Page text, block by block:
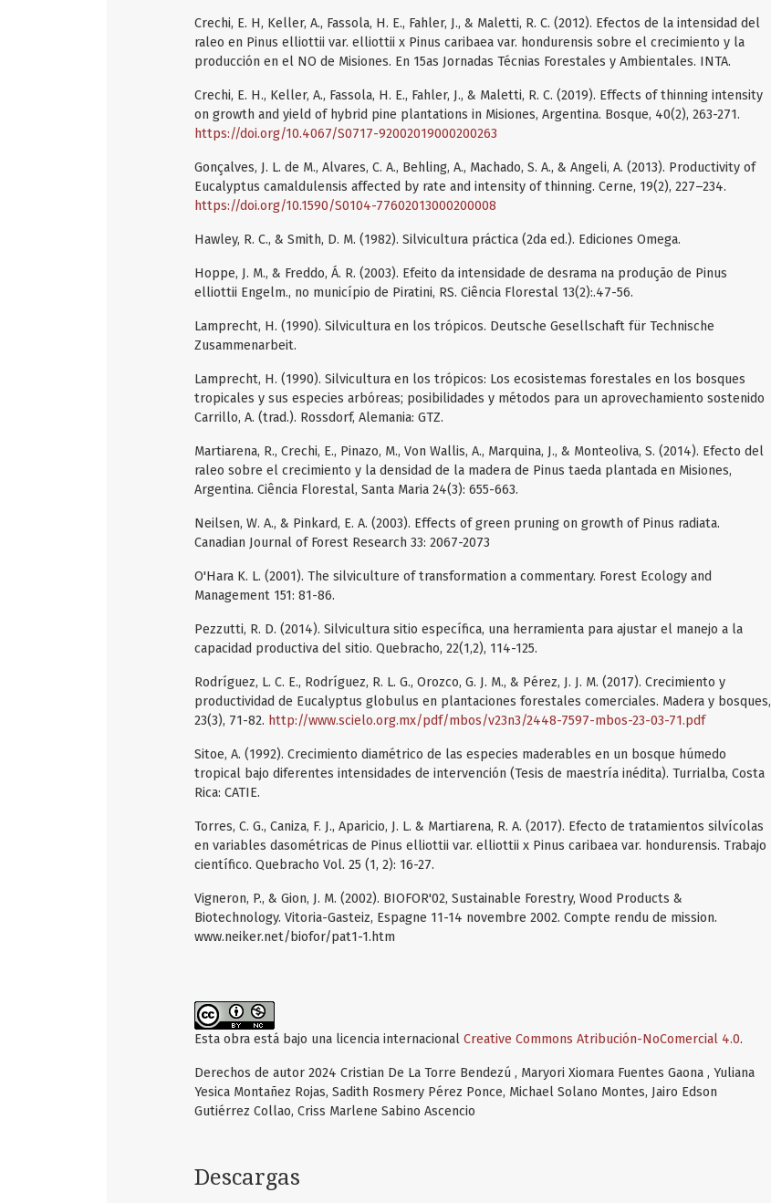
Crechi, E. H, Keller, A., Fassola, H. E., Fahler, J., & Maletti, R. C. (2012). Efectos de la intensidad del
raleo en Pinus elliottii var. elliottii x Pinus caribaea var. hondurensis sobre el crecimiento y la
producción en el NO de Misiones. En 15as Jornadas Técnias Forestales y Ambientales. INTA.
Crechi, E. H., Keller, A., Fassola, H. E., Fahler, J., & Maletti, R. C. (2019). Effects of thinning intensity
on growth and yield of hybrid pine plantations in Misiones, Argentina. Bosque, 40(2), 263-271.
https://doi.org/10.4067/S0717-92002019000200263
Gonçalves, J. L. de M., Alvares, C. A., Behling, A., Machado, S. A., & Angeli, A. (2013). Productivity of
Eucalyptus camaldulensis affected by rate and intensity of thinning. Cerne, 19(2), 227–234.
https://doi.org/10.1590/S0104-77602013000200008
Hawley, R. C., & Smith, D. M. (1982). Silvicultura práctica (2da ed.). Ediciones Omega.
Hoppe, J. M., & Freddo, Á. R. (2003). Efeito da intensidade de desrama na produção de Pinus
elliottii Engelm., no município de Piratini, RS. Ciência Florestal 13(2):.47-56.
Lamprecht, H. (1990). Silvicultura en los trópicos. Deutsche Gesellschaft für Technische
Zusammenarbeit.
Lamprecht, H. (1990). Silvicultura en los trópicos: Los ecosistemas forestales en los bosques
tropicales y sus especies arbóreas; posibilidades y métodos para un aprovechamiento sostenido
Carrillo, A. (trad.). Rossdorf, Alemania: GTZ.
Martiarena, R., Crechi, E., Pinazo, M., Von Wallis, A., Marquina, J., & Monteoliva, S. (2014). Efecto del
raleo sobre el crecimiento y la densidad de la madera de Pinus taeda plantada en Misiones,
Argentina. Ciência Florestal, Santa Maria 24(3): 655-663.
Neilsen, W. A., & Pinkard, E. A. (2003). Effects of green pruning on growth of Pinus radiata.
Canadian Journal of Forest Research 33: 2067-2073
O'Hara K. L. (2001). The silviculture of transformation a commentary. Forest Ecology and
Management 151: 81-86.
Pezzutti, R. D. (2014). Silvicultura sitio específica, una herramienta para ajustar el manejo a la
capacidad productiva del sitio. Quebracho, 22(1,2), 114-125.
Rodríguez, L. C. E., Rodríguez, R. L. G., Orozco, G. J. M., & Pérez, J. J. M. (2017). Crecimiento y
productividad de Eucalyptus globulus en plantaciones forestales comerciales. Madera y bosques,
23(3), 71-82. http://www.scielo.org.mx/pdf/mbos/v23n3/2448-7597-mbos-23-03-71.pdf
Sitoe, A. (1992). Crecimiento diamétrico de las especies maderables en un bosque húmedo
tropical bajo diferentes intensidades de intervención (Tesis de maestría inédita). Turrialba, Costa
Rica: CATIE.
Torres, C. G., Caniza, F. J., Aparicio, J. L. & Martiarena, R. A. (2017). Efecto de tratamientos silvícolas
en variables dasométricas de Pinus elliottii var. elliottii x Pinus caribaea var. hondurensis. Trabajo
científico. Quebracho Vol. 25 (1, 2): 16-27.
Vigneron, P., & Gion, J. M. (2002). BIOFOR'02, Sustainable Forestry, Wood Products &
Biotechnology. Vitoria-Gasteiz, Espagne 11-14 novembre 2002. Compte rendu de mission.
www.neiker.net/biofor/pat1-1.htm
Esta obra está bajo una licencia internacional Creative Commons Atribución-NoComercial 4.0.
Derechos de autor 2024 Cristian De La Torre Bendezú , Maryori Xiomara Fuentes Gaona , Yuliana
Yesica Montañez Rojas, Sadith Rosmery Pérez Ponce, Michael Solano Montes, Jairo Edson
Gutiérrez Collao, Criss Marlene Sabino Ascencio
Descargas